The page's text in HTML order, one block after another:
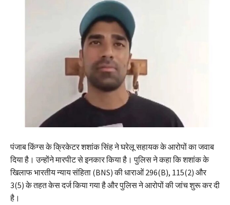
पंजाब किंग्स के क्रिकेटर शशांक सिंह ने घरेलू सहायक के आरोपों का जवाब
दिया है। उन्होंने मारपीट से इनकार किया है। पुलिस ने कहा कि शशांक के
खिलाफ भारतीय न्याय संहिता (BNS) की धाराओं 296(B), 115(2) और
3(5) के तहत केस दर्ज किया गया है और पुलिस ने आरोपों की जांच शुरू कर दी
है।